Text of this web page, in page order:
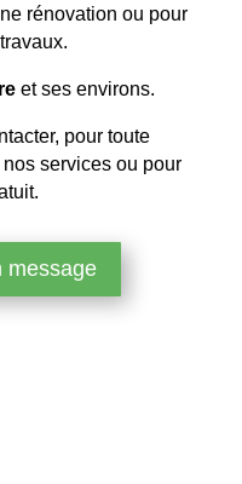
rénovation ou pour
et ses environs.
pour toute
services ou pour
message